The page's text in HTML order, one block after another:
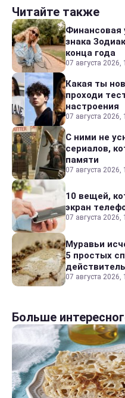
Читайте также
Финансовая
знака
конца года
07 августа 2026,
Какая ты
проходи
настроения
07 августа 2026,
С ними не
сериалов,
памяти
07 августа 2026,
10 вещей,
экран
07 августа 2026,
Муравьи
5 простых
07 августа 2026,
Больше